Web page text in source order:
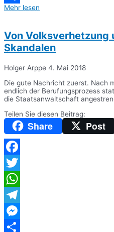
Teilen
Mehr lesen
Von Volksverhetzung
Skandalen
Holger Arppe 4. Mai 2018
Die gute Nachricht zuerst. Nach
endlich der Berufungsprozess
die Staatsanwaltschaft
Teilen Sie diesen Beitrag:
Share Post
Facebook
Twitter
WhatsApp
Telegram
Messenger